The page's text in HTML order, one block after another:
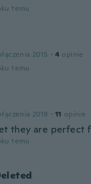
temu
2015 · 4 opinie
temu
2018 · 11 opinie
they are perfect
temu